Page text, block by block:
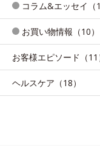
コラム&エッセイ（
お買い物情報（10）
お客様エピソード（11
ヘルスケア（18）